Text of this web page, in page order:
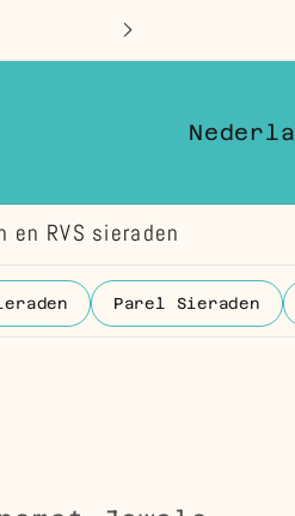
a
l
RVS sieraden
Parel Sieraden